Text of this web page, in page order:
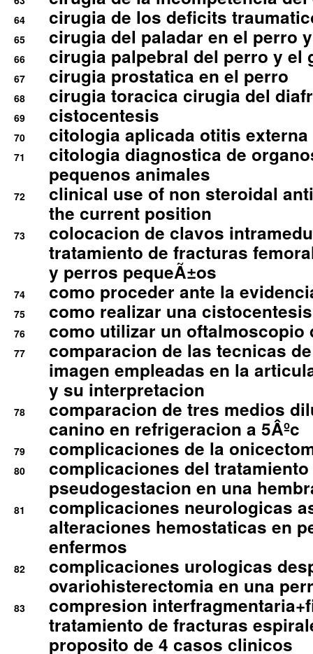
64 cirugia de los deficits
65 cirugia del paladar en el perro
66 cirugia palpebral del perro y el
67 cirugia prostatica en el perro
68 cirugia toracica cirugia del
69 cistocentesis
70 citologia aplicada otitis externa
71
citologia diagnostica de
pequenos animales
72
clinical use of non steroidal
the current position
73
colocacion de clavos
tratamiento de fracturas
y perros pequeÃ±os
74 como proceder ante la
75 como realizar una
76 como utilizar un oftalmoscopio
77
comparacion de las tecnicas
imagen empleadas en la
y su interpretacion
78
comparacion de tres medios
canino en refrigeracion a 5Âºc
79 complicaciones de la
80
complicaciones del
pseudogestacion en una
81
complicaciones neurologicas
alteraciones hemostaticas en
enfermos
82
complicaciones urologicas
ovariohisterectomia en una
83
compresion
tratamiento de fracturas
proposito de 4 casos clinicos